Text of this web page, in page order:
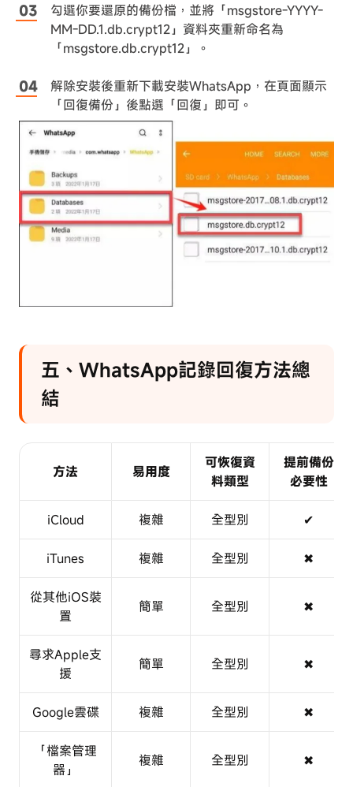
勾選你要還原的備份檔，並將「msgstore-YYYY-
MM-DD.1.db.crypt12」資料夾重新命名為
「msgstore.db.crypt12」。
解除安裝後重新下載安裝WhatsApp，在頁面顯示
「回復備份」後點選「回復」即可。
五、WhatsApp記錄回復方法總
結
方法 易用度
可恢復資
料類型
提前備份
必要性
iCloud 複雜 全型別 ✔
iTunes 複雜 全型別 ✖
從其他iOS裝
置
簡單 全型別 ✖
尋求Apple支
援
簡單 全型別 ✖
Google雲碟 複雜 全型別 ✖
「檔案管理
器」
複雜 全型別 ✖